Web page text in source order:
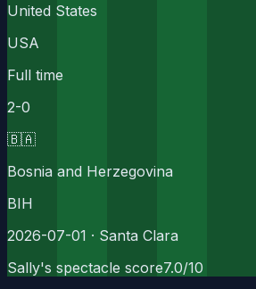
United States
USA
Full time
2-0
🇧🇦
Bosnia and Herzegovina
BIH
2026-07-01 · Santa Clara
Sally's spectacle score7.0/10